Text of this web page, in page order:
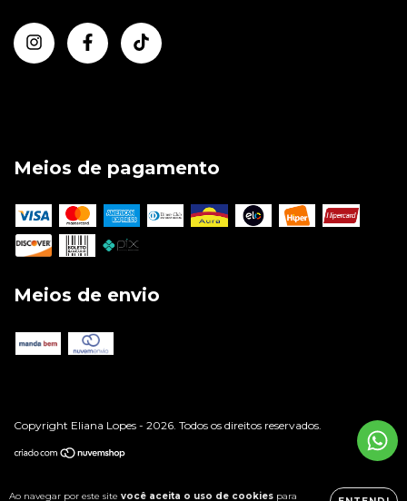
Ao navegar por este site você aceita o uso de cookies para
Meios de pagamento
Meios de envio
Copyright Eliana Lopes - 2026. Todos os direitos reservados.